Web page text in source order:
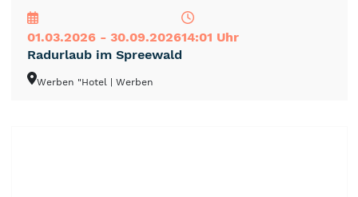
01.03.2026 - 30.09.202614:01 Uhr
Radurlaub im Spreewald
Werben "Hotel | Werben